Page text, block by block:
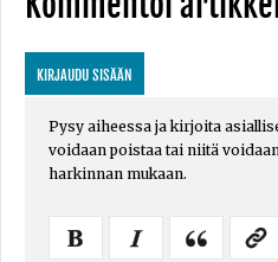
KIRJAUDU SISÄÄN
Pysy aiheessa ja kirjoita
voidaan poistaa tai niitä
harkinnan mukaan.